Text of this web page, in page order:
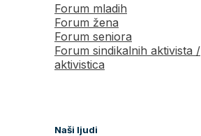
Forum mladih
Forum žena
Forum seniora
Forum sindikalnih aktivista /
aktivistica
Naši ljudi